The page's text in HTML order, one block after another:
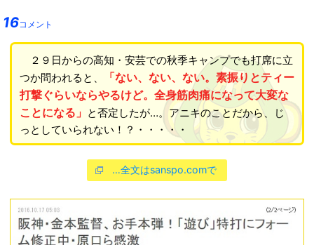
16コメント
２９日からの高知・安芸での秋季キャンプでも打席に立
つか問われると、
「ない、ない、ない。素振りとティー
打撃ぐらいならやるけど。全身筋肉痛になって大変な
ことになる」 と否定したが…。アニキのことだから、じ
っとしていられない！？・・・・・
…全文はsanspo.comで